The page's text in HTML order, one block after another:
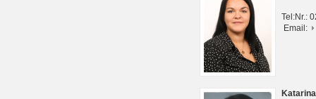
Tel:Nr.:
Email: